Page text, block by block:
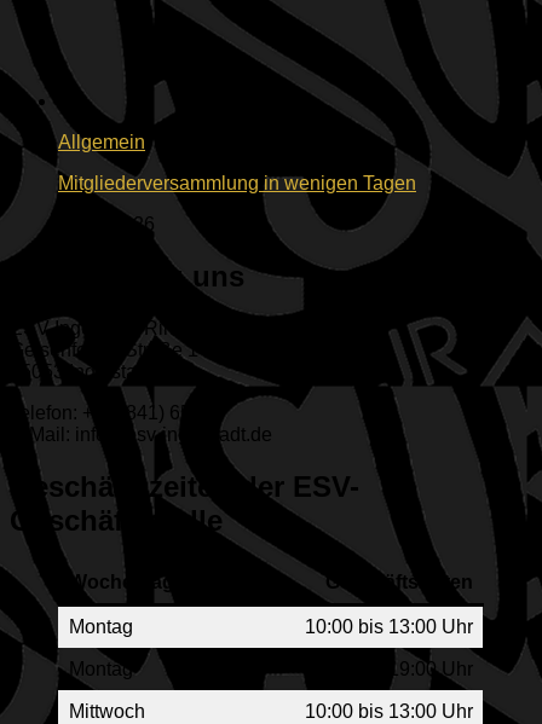
Allgemein
Mitgliederversammlung in wenigen Tagen
02.06.2026
Dein Weg zu uns
ESV Ingolstadt-Ringsee e.V.
Geisenfelder Straße 1
85053 Ingolstadt
Telefon: +49 (841) 65313
E-Mail: info@esv-ingolstadt.de
Geschäftszeiten der ESV-
Geschäftsstelle
Wochentag Geschäftszeiten
Montag 10:00 bis 13:00 Uhr
Montag 17:00 bis 19:00 Uhr
Mittwoch 10:00 bis 13:00 Uhr